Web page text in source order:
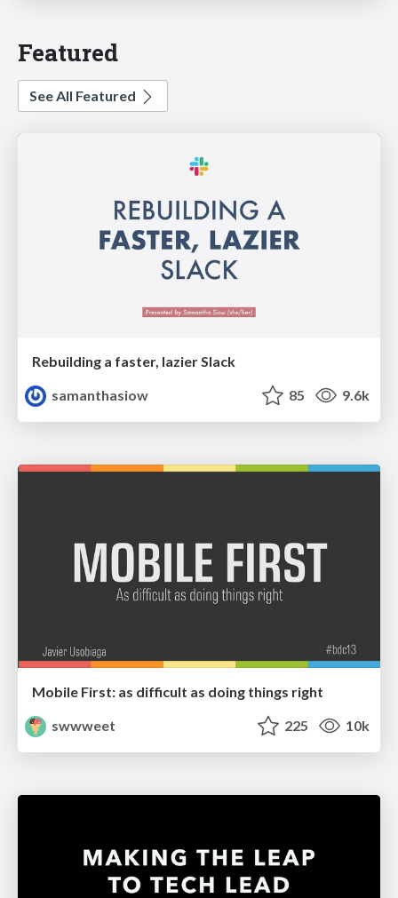
Featured
See All Featured
Rebuilding a faster, lazier Slack
samanthasiow
85 9.6k
Mobile First: as difficult as doing things right
swwweet
225 10k